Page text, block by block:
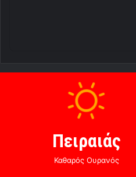
Πειραιάς
Καθαρός Ουρανός